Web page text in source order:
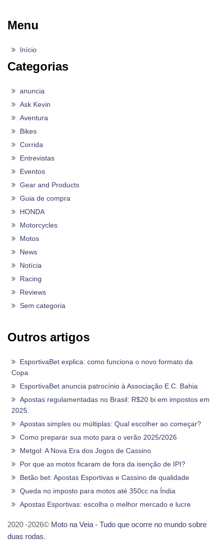
Menu
Início
Categorias
anuncia
Ask Kevin
Aventura
Bikes
Corrida
Entrevistas
Eventos
Gear and Products
Guia de compra
HONDA
Motorcycles
Motos
News
Notícia
Racing
Reviews
Sem categoria
Outros artigos
EsportivaBet explica: como funciona o novo formato da
Copa
EsportivaBet anuncia patrocínio à Associação E.C. Bahia
Apostas regulamentadas no Brasil: R$20 bi em impostos em
2025.
Apostas simples ou múltiplas: Qual escolher ao começar?
Como preparar sua moto para o verão 2025/2026
Metgol: A Nova Era dos Jogos de Cassino
Por que as motos ficaram de fora da isenção de IPI?
Betão bet: Apostas Esportivas e Cassino de qualidade
Queda no imposto para motos até 350cc na Índia
Apostas Esportivas: escolha o melhor mercado e lucre
2020 -2026© Moto na Veia - Tudo que ocorre no mundo sobre
duas rodas.